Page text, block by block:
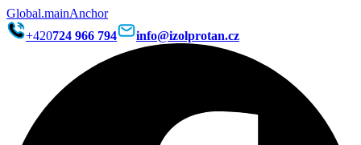
Global.mainAnchor
+420724 966 794 info@izolprotan.cz